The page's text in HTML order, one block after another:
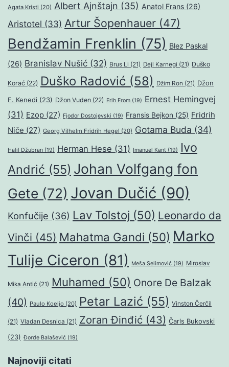
Agata Kristi (20) Albert Ajnštajn (35) Anatol Frans (26)
Aristotel (33) Artur Šopenhauer (47)
Bendžamin Frenklin (75) Blez Paskal
(26) Branislav Nušić (32) Brus Li (21) Dejl Karnegi (21) Duško
Korać (22) Duško Radović (58) Džim Ron (21) Džon
F. Kenedi (23) Džon Vuden (22) Erih From (19) Ernest Hemingvej
(31) Ezop (27) Fjodor Dostojevski (19) Fransis Bejkon (25) Fridrih
Niče (27) Georg Vilhelm Fridrih Hegel (20) Gotama Buda (34)
Halil Džubran (19) Herman Hese (31) Imanuel Kant (19)
Ivo
Andrić (55) Johan Volfgang fon
Gete (72) Jovan Dučić (90)
Konfučije (36) Lav Tolstoj (50) Leonardo da
Vinči (45) Mahatma Gandi (50) Marko
Tulije Ciceron (81) Meša Selimović (19) Miroslav
Mika Antić (21) Muhamed (50) Onore De Balzak
(40) Paulo Koeljo (20) Petar Lazić (55) Vinston Čerčil
(21) Vladan Desnica (21) Zoran Đinđić (43) Čarls Bukovski
(23) Đorđe Balašević (19)
Najnoviji citati